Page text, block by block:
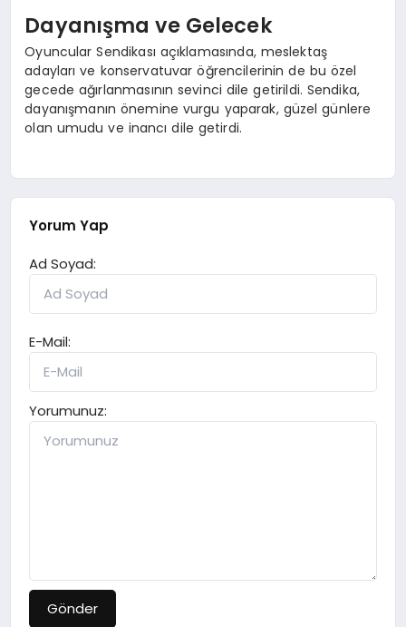
Dayanışma ve Gelecek
Oyuncular Sendikası açıklamasında, meslektaş
adayları ve konservatuvar öğrencilerinin de bu özel
gecede ağırlanmasının sevinci dile getirildi. Sendika,
dayanışmanın önemine vurgu yaparak, güzel günlere
olan umudu ve inancı dile getirdi.
Yorum Yap
Ad Soyad:
E-Mail:
Yorumunuz:
Gönder